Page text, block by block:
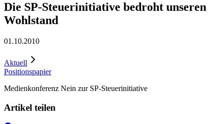
Die SP-Steuerinitiative bedroht unseren
Wohlstand
01.10.2010
Aktuell
Positionspapier
Medienkonferenz Nein zur SP-Steuerinitiative
Artikel teilen